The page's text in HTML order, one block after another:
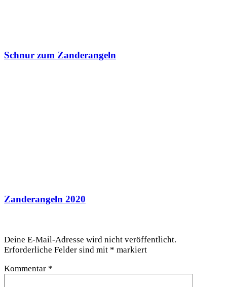
Schnur zum Zanderangeln
Zanderangeln 2020
Deine E-Mail-Adresse wird nicht veröffentlicht.
Erforderliche Felder sind mit * markiert
Kommentar *